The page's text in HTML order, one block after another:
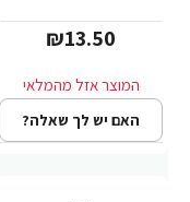
₪13.50
האם יש לך שאלה?